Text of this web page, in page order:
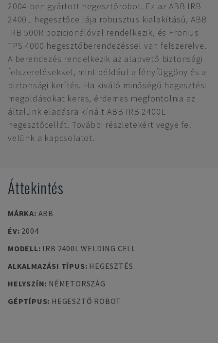
2004-ben gyártott hegesztőrobot. Ez az ABB IRB
2400L hegesztőcellája robusztus kialakítású, ABB
IRB 500R pozicionálóval rendelkezik, és Fronius
TPS 4000 hegesztőberendezéssel van felszerelve.
A berendezés rendelkezik az alapvető biztonsági
felszerelésekkel, mint például a fényfüggöny és a
biztonsági kerítés. Ha kiváló minőségű hegesztési
megoldásokat keres, érdemes megfontolnia az
általunk eladásra kínált ABB IRB 2400L
hegesztőcellát. További részletekért vegye fel
velünk a kapcsolatot.
Áttekintés
MÁRKA: ABB
ÉV: 2004
MODELL: IRB 2400L WELDING CELL
ALKALMAZÁSI TÍPUS: HEGESZTÉS
HELYSZÍN: NÉMETORSZÁG
GÉPTÍPUS: HEGESZTŐ ROBOT